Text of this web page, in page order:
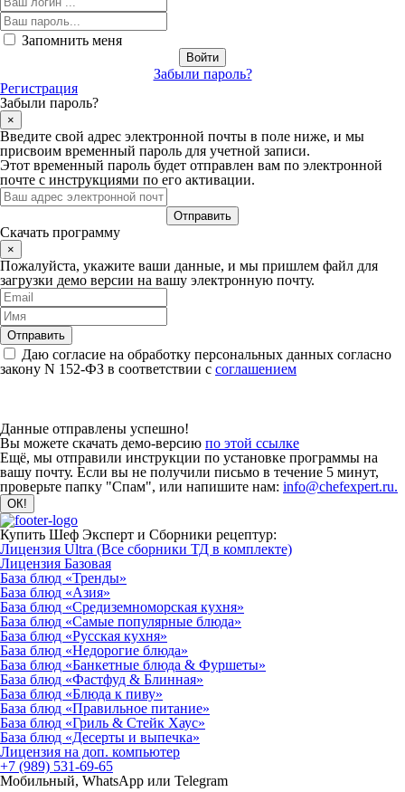
Запомнить меня
Забыли пароль?
Регистрация
Забыли пароль?
×
Введите свой адрес электронной почты в поле ниже, и мы
присвоим временный пароль для учетной записи.
Этот временный пароль будет отправлен вам по электронной
почте с инструкциями по его активации.
Скачать программу
×
Пожалуйста, укажите ваши данные, и мы пришлем файл для
загрузки демо версии на вашу электронную почту.
Даю согласие на обработку персональных данных согласно
закону N 152-ФЗ в соответствии с соглашением
Данные отправлены успешно!
Вы можете скачать демо-версию по этой ссылке
Ещё, мы отправили инструкции по установке программы на
вашу почту. Если вы не получили письмо в течение 5 минут,
проверьте папку "Спам", или напишите нам: info@chefexpert.ru.
Купить Шеф Эксперт и Сборники рецептур:
Лицензия Ultra (Все сборники ТД в комплекте)
Лицензия Базовая
База блюд «Тренды»
База блюд «Азия»
База блюд «Средиземноморская кухня»
База блюд «Самые популярные блюда»
База блюд «Русская кухня»
База блюд «Недорогие блюда»
База блюд «Банкетные блюда & Фуршеты»
База блюд «Фастфуд & Блинная»
База блюд «Блюда к пиву»
База блюд «Правильное питание»
База блюд «Гриль & Стейк Хаус»
База блюд «Десерты и выпечка»
Лицензия на доп. компьютер
+7 (989) 531-69-65
Мобильный, WhatsApp или Telegram